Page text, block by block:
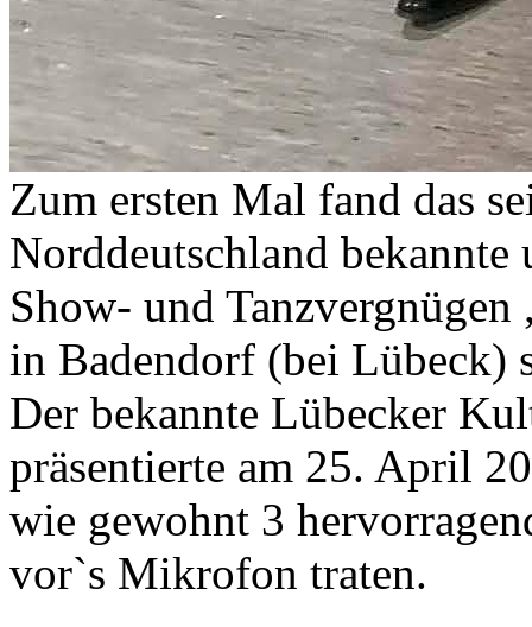
Zum ersten Mal fand das
Norddeutschland bekannte
Show- und
in Badendorf (bei Lübeck)
Der bekannte Lübecker
präsentierte am 25. April
wie gewohnt 3
vor`s Mikrofon traten.